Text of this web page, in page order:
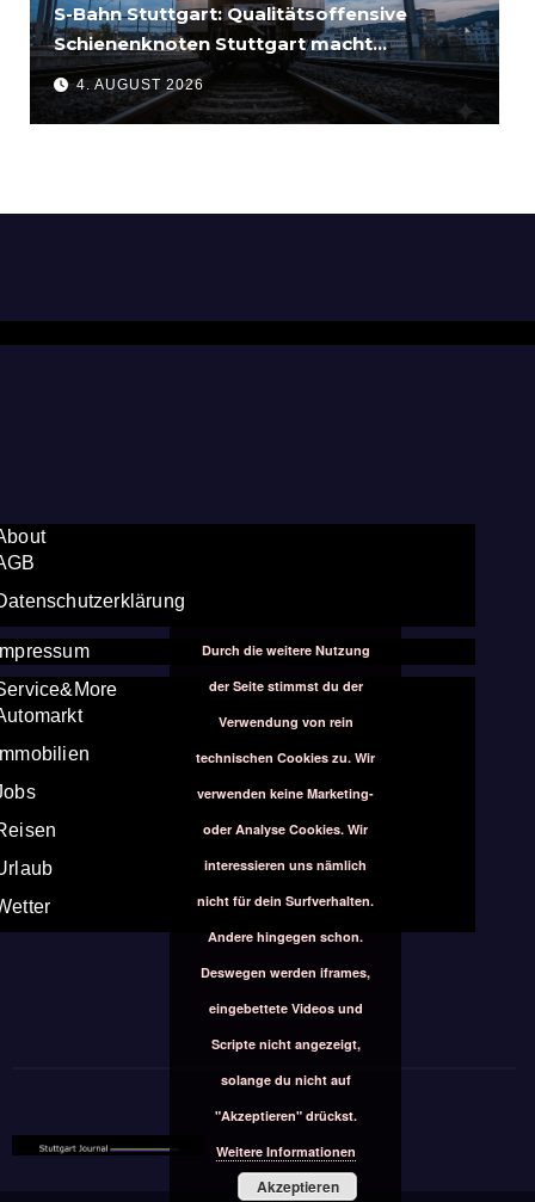
S-Bahn Stuttgart: Qualitätsoffensive
Schienenknoten Stuttgart macht
Fortschritte – Projekte abgeschlossen
4. AUGUST 2026
Durch die weitere Nutzung
der Seite stimmst du der
Verwendung von rein
technischen Cookies zu. Wir
verwenden keine Marketing-
oder Analyse Cookies. Wir
interessieren uns nämlich
nicht für dein Surfverhalten.
Andere hingegen schon.
Deswegen werden iframes,
eingebettete Videos und
Scripte nicht angezeigt,
solange du nicht auf
"Akzeptieren" drückst.
Weitere Informationen
Akzeptieren